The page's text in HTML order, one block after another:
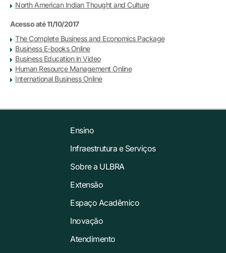
Sobre a ULBRA
North American Indian Thought and Culture
Acesso até 11/10/2017
The Complete Business and Economics Package
Business E-books Online
Business Education in Video
Human Resource Management Online
International Business Online
Ensino
Infraestrutura e Serviços
Sobre a ULBRA
Extensão
Espaço Acadêmico
Inovação
Atendimento